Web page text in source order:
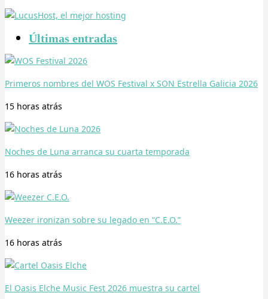
Últimas entradas
Primeros nombres del WOS Festival x SON Estrella Galicia 2026
15 horas atrás
Noches de Luna arranca su cuarta temporada
16 horas atrás
Weezer ironizan sobre su legado en “C.E.O.”
16 horas atrás
El Oasis Elche Music Fest 2026 muestra su cartel